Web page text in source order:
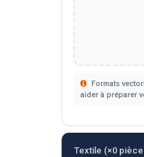
Formats
aider à préparer
Textile (×0